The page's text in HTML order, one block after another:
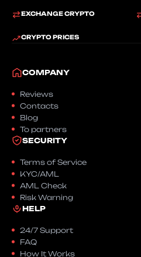
EXCHANGE CRYPTO
CRYPTO PRICES
COMPANY
Reviews
Contacts
Blog
To partners
SECURITY
Terms of Service
KYC/AML
AML Check
Risk Warning
HELP
24/7 Support
FAQ
How It Works